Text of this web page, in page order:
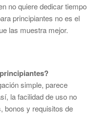
no quiere dedicar tiempo
principiantes no es el
las muestra mejor.
simple, parece
la facilidad de uso no
bonos y requisitos de